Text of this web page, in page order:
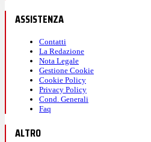
ASSISTENZA
Contatti
La Redazione
Nota Legale
Gestione Cookie
Cookie Policy
Privacy Policy
Cond. Generali
Faq
ALTRO